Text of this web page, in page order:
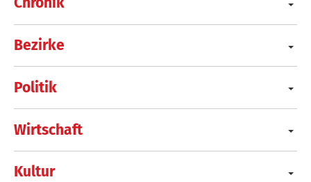
Bezirke
Politik
Wirtschaft
Kultur